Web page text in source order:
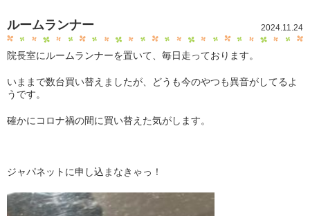
2024.11.24
ルームランナー
院長室にルームランナーを置いて、毎日走っております。
いままで数台買い替えましたが、どうも今のやつも異音がしてるよ
うです。
確かにコロナ禍の間に買い替えた気がします。
ジャパネットに申し込まなきゃっ！